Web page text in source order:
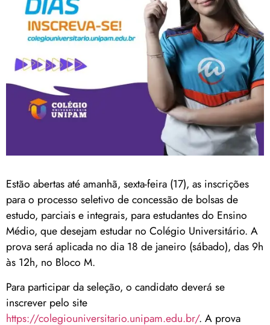
Estão abertas até amanhã, sexta-feira (17), as inscrições
para o processo seletivo de concessão de bolsas de
estudo, parciais e integrais, para estudantes do Ensino
Médio, que desejam estudar no Colégio Universitário. A
prova será aplicada no dia 18 de janeiro (sábado), das 9h
às 12h, no Bloco M.
Para participar da seleção, o candidato deverá se
inscrever pelo site
https://colegiouniversitario.unipam.edu.br/. A prova